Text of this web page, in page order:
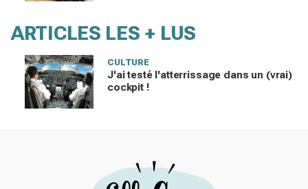
ARTICLES LES + LUS
CULTURE
J'ai testé l'atterrissage dans un (vrai)
cockpit !